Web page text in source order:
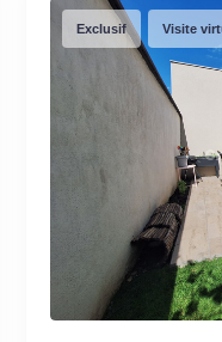
Exclusif Visite